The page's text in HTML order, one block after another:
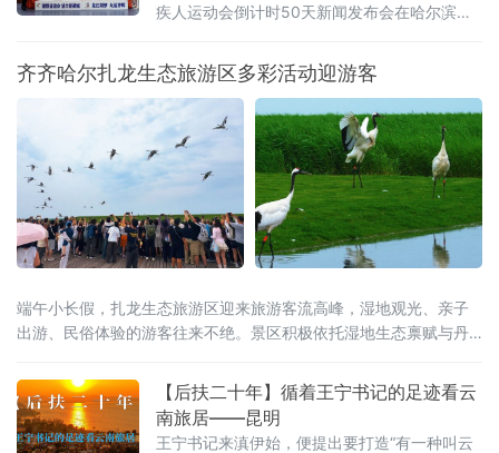
疾人运动会倒计时50天新闻发布会在哈尔滨举
与吉祥物，并通报赛事筹备、竞赛组织、服务
保障及文体旅融合等重点工作，标志着全省规
模最大的综合性体育盛会全面进入决战冲刺阶
段。齐齐哈尔时隔26年再度承办省级顶级赛
事，将以“简约、安全、精彩、独具特色”为目
标，倾力呈现一
齐齐哈尔扎龙生态旅游区多彩活动迎游客
端午小长假，扎龙生态旅游区迎来旅游客流高峰，湿地观光、亲子
出游、民俗体验的游客往来不绝。景区积极依托湿地生态禀赋与丹
色主题活动。才艺展演舞台上，游客踊跃登台互动，香包手工制作
区大家选用艾草、白芷等药材亲手缝制端午香囊，趣味知识问答、
投壶、射五毒等民俗游戏热闹开启。游客在观
【后扶二十年】循着王宁书记的足迹看云
南旅居——昆明
王宁书记来滇伊始，便提出要打造“有一种叫云